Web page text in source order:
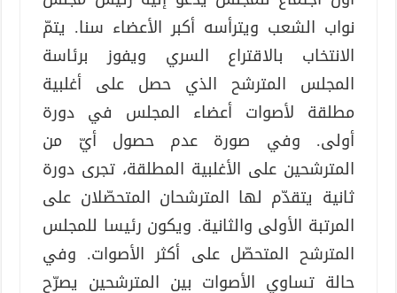
نواب الشعب ويترأسه أكبر الأعضاء سنا. يتمّ
الانتخاب بالاقتراع السري ويفوز برئاسة
المجلس المترشح الذي حصل على أغلبية
مطلقة لأصوات أعضاء المجلس في دورة
أولى. وفي صورة عدم حصول أيّ من
المترشحين على الأغلبية المطلقة، تجرى دورة
ثانية يتقدّم لها المترشحان المتحصّلان على
المرتبة الأولى والثانية. ويكون رئيسا للمجلس
المترشح المتحصّل على أكثر الأصوات. وفي
حالة تساوي الأصوات بين المترشحين يصرّح